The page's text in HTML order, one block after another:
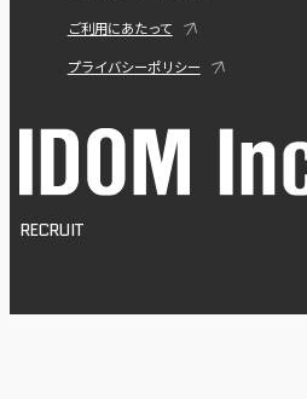
RECRUIT
ご利用にあたって
プライバシーポリシー